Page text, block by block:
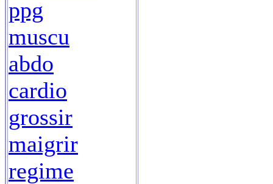
ppg
muscu
abdo
cardio
grossir
maigrir
regime